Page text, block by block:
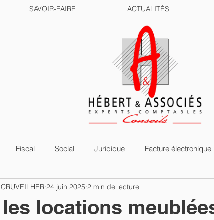
SAVOIR-FAIRE ACTUALITÉS
Fiscal Social Juridique Facture électronique
locations
24 juin 2025 2 min de lecture